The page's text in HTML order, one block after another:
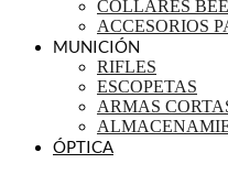
COLLARES
ACCESORIOS
MUNICIÓN
RIFLES
ESCOPETAS
ARMAS
ÓPTICA